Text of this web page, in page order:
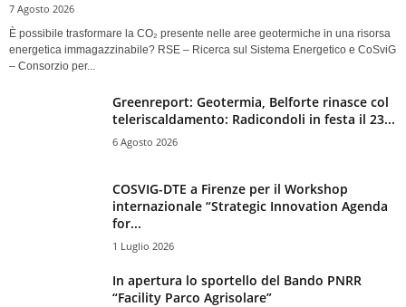
7 Agosto 2026
È possibile trasformare la CO₂ presente nelle aree geotermiche in una risorsa
energetica immagazzinabile? RSE – Ricerca sul Sistema Energetico e CoSviG
– Consorzio per...
Greenreport: Geotermia, Belforte rinasce col
teleriscaldamento: Radicondoli in festa il 23...
6 Agosto 2026
COSVIG-DTE a Firenze per il Workshop
internazionale “Strategic Innovation Agenda
for...
1 Luglio 2026
In apertura lo sportello del Bando PNRR
“Facility Parco Agrisolare”